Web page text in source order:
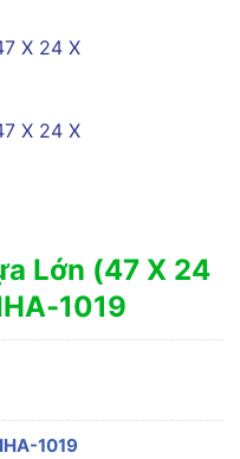
Lớn (47 X 24
1019
1019